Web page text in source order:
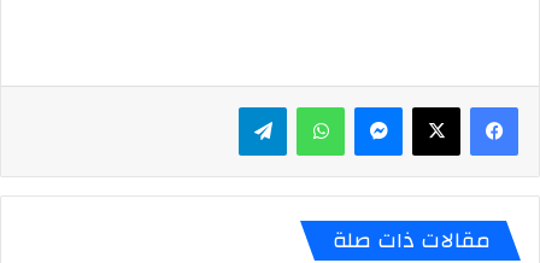
ماسنجر واتساب تيلقرام
مقالات ذات صلة